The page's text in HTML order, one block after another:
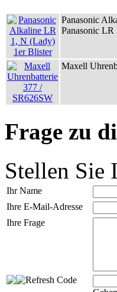
Panasonic
Panasonic LR
Maxell
Frage zu
Stellen Sie
Ihr Name
Ihre E-Mail-Adresse
Ihre Frage